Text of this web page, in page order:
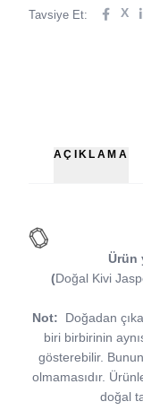
Tavsiye Et: X
AÇIKLAMA
Ürün
(Doğal Kivi
Not: Doğadan
biri birbirinin
gösterebilir.
olmamasıdır.
doğal